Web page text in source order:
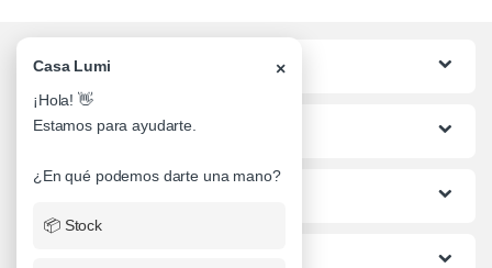
Categorias
Lo mas buscado
Casa Lumi ×
¡Hola! 👋
Estamos para ayudarte.
¿En qué podemos darte una mano?
📦 Stock